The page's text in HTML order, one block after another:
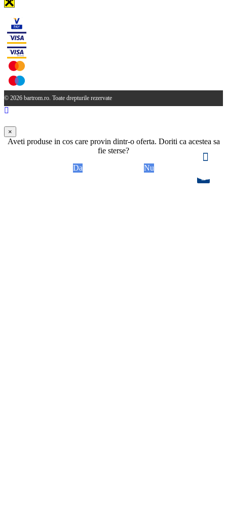
© 2026 bartrom.ro. Toate drepturile rezervate
×
Aveti produse in cos care provin dintr-o oferta. Doriti ca acestea sa
fie sterse?
Da
Nu